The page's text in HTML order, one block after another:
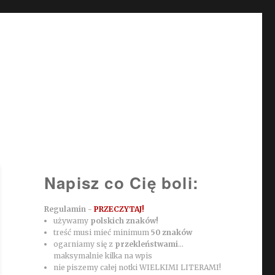
Napisz co Cię boli:
Regulamin - PRZECZYTAJ!
używamy polskich znaków!
treść musi mieć minimum 50 znaków
ogarniamy się z przekleństwami...
maksymalnie kilka na wpis
nie piszemy całej notki WIELKIMI LITERAMI!